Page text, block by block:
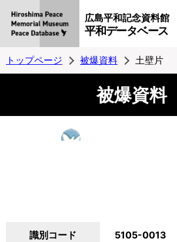
広島平和記念資料館
平和データベース
トップページ 被爆資料 土壁片
被爆資料
識別コード 5105-0013